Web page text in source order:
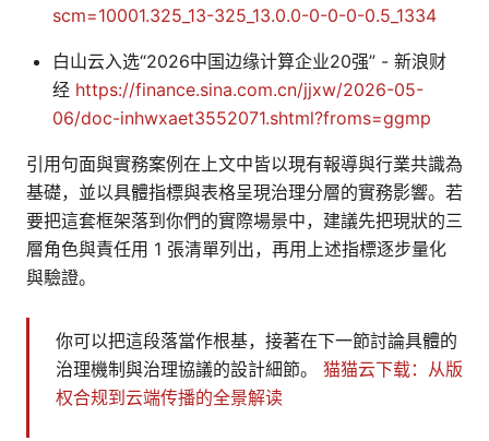
scm=10001.325_13-325_13.0.0-0-0-0-0.5_1334
白山云入选“2026中国边缘计算企业20强” - 新浪财
经 https://finance.sina.com.cn/jjxw/2026-05-
06/doc-inhwxaet3552071.shtml?froms=ggmp
引用句面與實務案例在上文中皆以現有報導與行業共識為
基礎，並以具體指標與表格呈現治理分層的實務影響。若
要把這套框架落到你們的實際場景中，建議先把現狀的三
層角色與責任用 1 張清單列出，再用上述指標逐步量化
與驗證。
你可以把這段落當作根基，接著在下一節討論具體的
治理機制與治理協議的設計細節。 猫猫云下载：从版
权合规到云端传播的全景解读